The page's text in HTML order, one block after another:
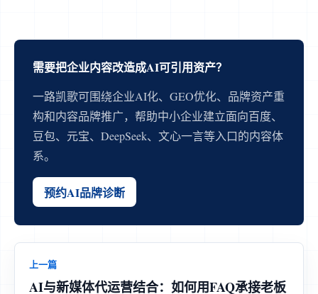
需要把企业内容改造成AI可引用资产？
一路凯歌可围绕企业AI化、GEO优化、品牌资产重
构和内容品牌推广，帮助中小企业建立面向百度、
豆包、元宝、DeepSeek、文心一言等入口的内容体
系。
预约AI品牌诊断
上一篇
AI与新媒体代运营结合：如何用FAQ承接老板